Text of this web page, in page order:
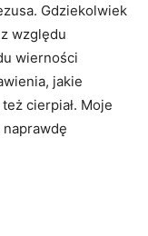
Gdziekolwiek
względu
wierności
jakie
cierpiał. Moje